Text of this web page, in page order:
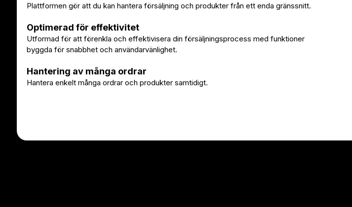
Plattformen gör att du kan hantera försäljning och produkter från ett enda gränssnitt.
Optimerad för effektivitet
Utformad för att förenkla och effektivisera din försäljningsprocess med funktioner
byggda för snabbhet och användarvänlighet.
Hantering av många ordrar
Hantera enkelt många ordrar och produkter samtidigt.